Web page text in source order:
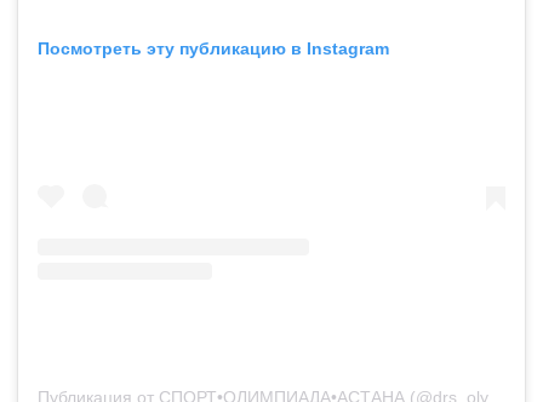
Посмотреть эту публикацию в Instagram